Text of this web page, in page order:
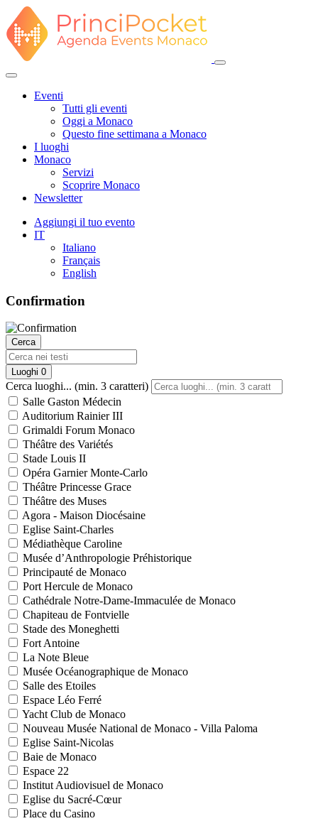
Eventi
Tutti gli eventi
Oggi a Monaco
Questo fine settimana a Monaco
I luoghi
Monaco
Servizi
Scoprire Monaco
Newsletter
Aggiungi il tuo evento
IT
Italiano
Français
English
Confirmation
Cerca
Luoghi 0
Cerca luoghi... (min. 3 caratteri)
Salle Gaston Médecin
Auditorium Rainier III
Grimaldi Forum Monaco
Théâtre des Variétés
Stade Louis II
Opéra Garnier Monte-Carlo
Théâtre Princesse Grace
Théâtre des Muses
Agora - Maison Diocésaine
Eglise Saint-Charles
Médiathèque Caroline
Musée d’Anthropologie Préhistorique
Principauté de Monaco
Port Hercule de Monaco
Cathédrale Notre-Dame-Immaculée de Monaco
Chapiteau de Fontvielle
Stade des Moneghetti
Fort Antoine
La Note Bleue
Musée Océanographique de Monaco
Salle des Etoiles
Espace Léo Ferré
Yacht Club de Monaco
Nouveau Musée National de Monaco - Villa Paloma
Eglise Saint-Nicolas
Baie de Monaco
Espace 22
Institut Audiovisuel de Monaco
Eglise du Sacré-Cœur
Place du Casino